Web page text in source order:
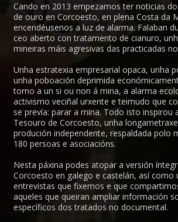
Cando en 2013 empezamos ter noticias
de ouro en Corcoesto, en plena Costa da
encendéusenos a luz de alarma. Falaban
ceo aberto con tratamento de cianuro,
mineiras máis agresivas das practicadas
Unha estratexia empresarial opaca, unha
unha poboación deprimida
torno a un si ou non á mina, a alarma
activismo veciñal urxente e teimudo que
se prevía: parar a mina. Todo isto inspirou
Tesouro de Corcoesto, unha
produción independente, respaldada polo
180 persoas e asociacións.
Nesta páxina podes atopar a versión
Corcoesto en galego e castelán, así como
entrevistas que fixemos e que
aqueles que queiran ampliar información
específicos dos tratados no documental.